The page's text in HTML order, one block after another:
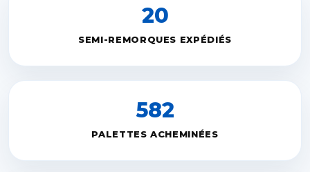
20
SEMI-REMORQUES EXPÉDIÉS
582
PALETTES ACHEMINÉES